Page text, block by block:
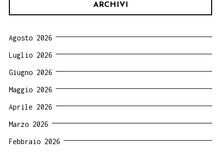
ARCHIVI
Agosto 2026
Luglio 2026
Giugno 2026
Maggio 2026
Aprile 2026
Marzo 2026
Febbraio 2026